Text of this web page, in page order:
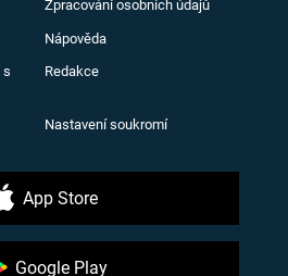
Zpracování osobních údajů
Nápověda
s
Redakce
Nastavení soukromí
App Store
Google Play